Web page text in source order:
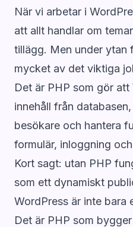
När vi arbetar i
att allt handlar om
tillägg. Men under ytan
mycket av det viktiga
Det är PHP som gör
innehåll från
besökare och hantera
formulär, inloggning
Kort sagt: utan PHP
som ett dynamiskt
WordPress är inte bara
Det är PHP som